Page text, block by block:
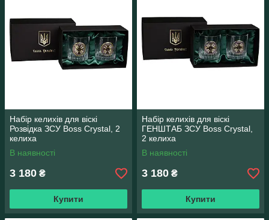
Набір келихів для віскі
Розвідка ЗСУ Boss Crystal, 2
келиха
В наявності
3 180 ₴
Купити
Набір келихів для віскі
ГЕНШТАБ ЗСУ Boss Crystal,
2 келиха
В наявності
3 180 ₴
Купити